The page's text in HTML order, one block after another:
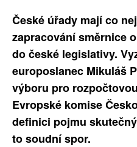
České úřady mají co
zapracování směrnice
do české legislativy.
europoslanec Mikuláš
výboru pro
Evropské komise
definici pojmu
to soudní spor.